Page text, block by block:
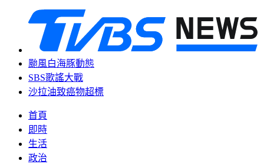
颱風白海豚動態
SBS歌謠大戰
沙拉油致癌物超標
首頁
即時
生活
政治